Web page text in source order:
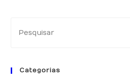
Categorias